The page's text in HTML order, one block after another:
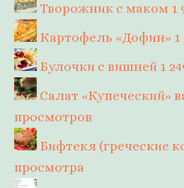
Творожник с маком 1
Картофель «Дофин»
Булочки с вишней 1
Салат «Купеческий»
просмотров
Бифтекя (греческие
просмотра